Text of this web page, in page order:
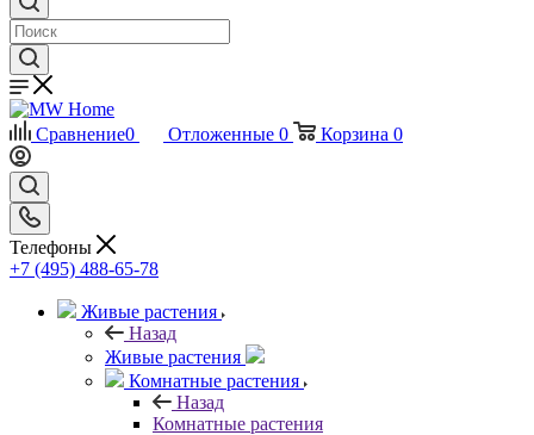
Сравнение0 Отложенные 0 Корзина 0
Телефоны
+7 (495) 488-65-78
Живые растения
Назад
Живые растения
Комнатные растения
Назад
Комнатные растения